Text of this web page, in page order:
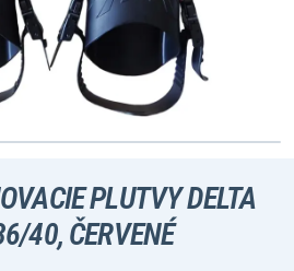
PLUTVY DELTA
40, ČERVENÉ